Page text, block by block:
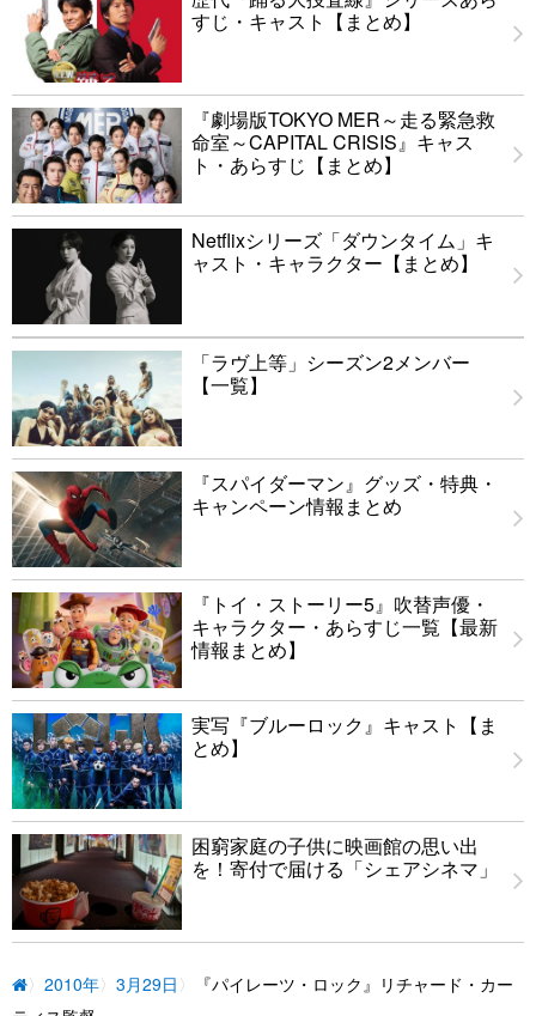
すじ・キャスト【まとめ】
『劇場版TOKYO MER～走る緊急救
命室～CAPITAL CRISIS』キャス
ト・あらすじ【まとめ】
Netflixシリーズ「ダウンタイム」キ
ャスト・キャラクター【まとめ】
「ラヴ上等」シーズン2メンバー
【一覧】
『スパイダーマン』グッズ・特典・
キャンペーン情報まとめ
『トイ・ストーリー5』吹替声優・
キャラクター・あらすじ一覧【最新
情報まとめ】
実写『ブルーロック』キャスト【ま
とめ】
困窮家庭の子供に映画館の思い出
を！寄付で届ける「シェアシネマ」
2010年 3月29日
『パイレーツ・ロック』リチャード・カー